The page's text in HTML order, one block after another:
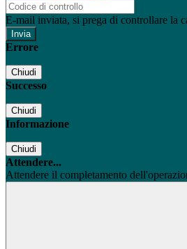
E-mail inviata, si prega di controllare la
Errore
Chiudi
Successo
Chiudi
Informazione
Chiudi
Attendere...
Attendere il completamento